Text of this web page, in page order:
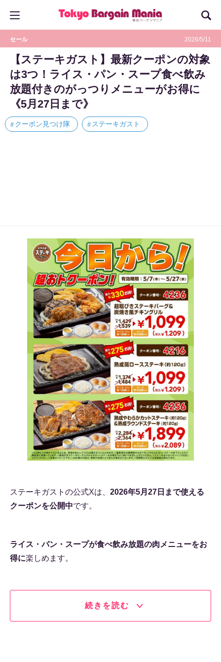
セール 2026/5/11
【ステーキガスト】最新クーポンの対象
は3つ！ライス・パン・スープ食べ飲み
放題付きのがっつりメニューがお得に
《5月27日まで》
クーポン見つけ隊 ステーキガスト
ステーキガストの公式Xは、 2026年5月27日まで使える
クーポンを公開中です。
ライス・パン・スープが食べ飲み放題の肉メニューをお
得に楽しめます。
続きを読む